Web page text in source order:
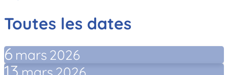
Toutes les dates
6 mars 2026
13